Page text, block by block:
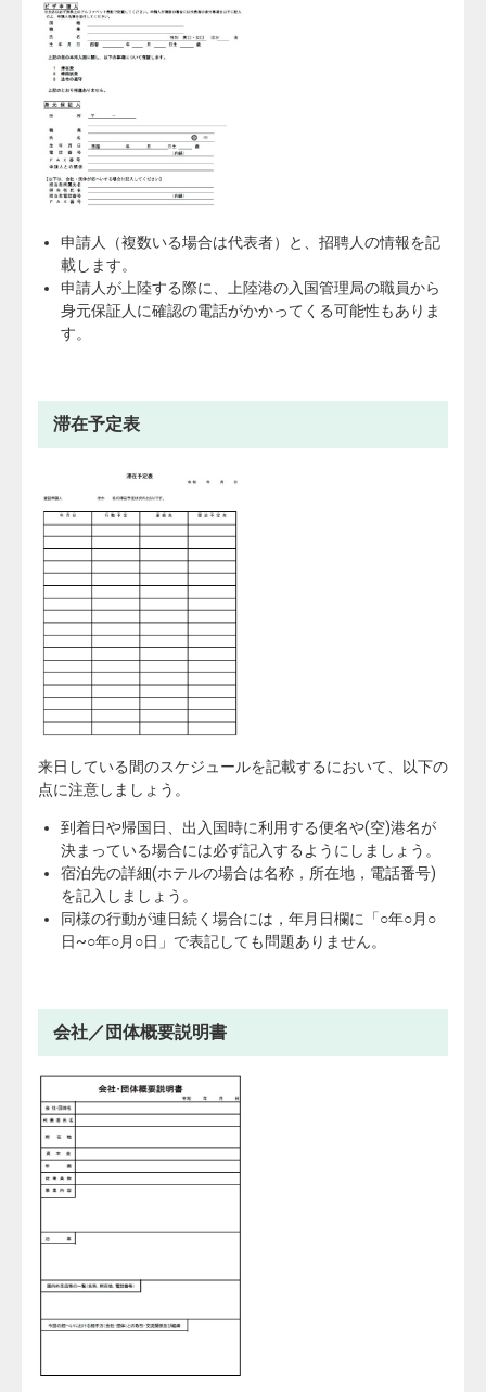
申請人（複数いる場合は代表者）と、招聘人の情報を記
載します。
申請人が上陸する際に、上陸港の入国管理局の職員から
身元保証人に確認の電話がかかってくる可能性もありま
す。
滞在予定表
来日している間のスケジュールを記載するにおいて、以下の
点に注意しましょう。
到着日や帰国日、出入国時に利用する便名や(空)港名が
決まっている場合には必ず記入するようにしましょう。
宿泊先の詳細(ホテルの場合は名称，所在地，電話番号)
を記入しましょう。
同様の行動が連日続く場合には，年月日欄に「○年○月○
日~○年○月○日」で表記しても問題ありません。
会社／団体概要説明書